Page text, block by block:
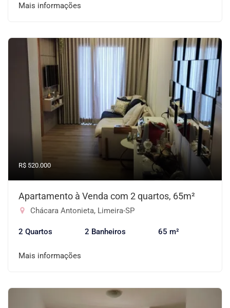
Mais informações
R$ 520.000
Apartamento à Venda com 2 quartos, 65m²
Chácara Antonieta, Limeira-SP
2 Quartos 2 Banheiros 65 m²
Mais informações